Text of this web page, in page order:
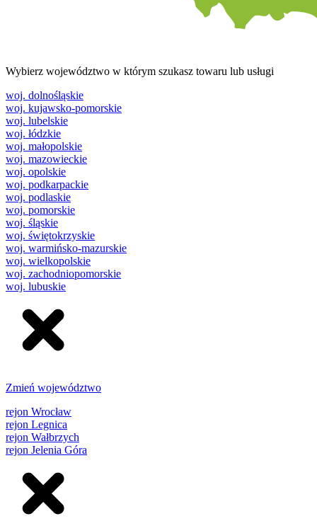
Wybierz województwo w którym szukasz towaru lub usługi
woj. dolnośląskie
woj. kujawsko-pomorskie
woj. lubelskie
woj. łódzkie
woj. małopolskie
woj. mazowieckie
woj. opolskie
woj. podkarpackie
woj. podlaskie
woj. pomorskie
woj. śląskie
woj. świętokrzyskie
woj. warmińsko-mazurskie
woj. wielkopolskie
woj. zachodniopomorskie
woj. lubuskie
Zmień województwo
rejon Wrocław
rejon Legnica
rejon Wałbrzych
rejon Jelenia Góra